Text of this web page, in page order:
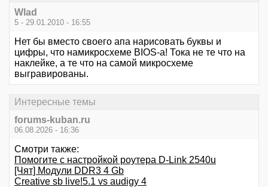
Wlad
5 - 29.01.2010 - 16:55
Нет бы вместо своего апа нарисовать буквы и
цифры, что намикросхеме BIOS-а! Тока не те что на
наклейке, а те что на самой микросхеме
выгравированы.
Интересные темы
forums-kuban.ru
06.08.2026 - 16:36
Смотри также:
Помогите с настройкой роутера D-Link 2540u
[Чят] Модули DDR3 4 Gb
Creative sb live!5.1 vs audigy 4